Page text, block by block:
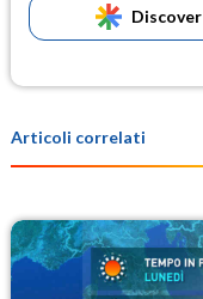
Discover
Articoli correlati